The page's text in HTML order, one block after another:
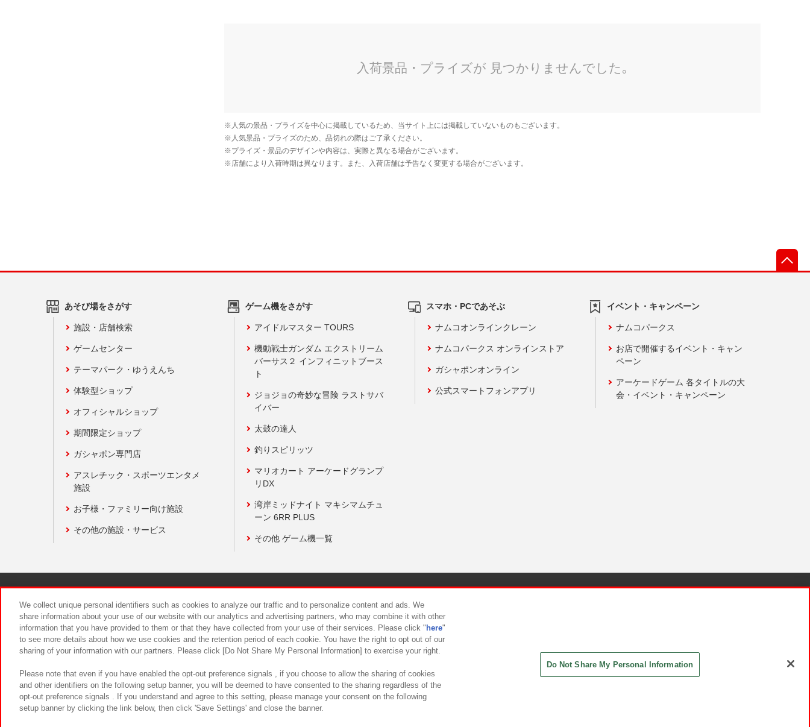
あそび場をさがす
施設・店舗検索
ゲームセンター
テーマパーク・ゆうえんち
体験型ショップ
オフィシャルショップ
期間限定ショップ
ガシャポン専門店
アスレチック・スポーツエンタメ
施設
お子様・ファミリー向け施設
その他の施設・サービス
ゲーム機をさがす
アイドルマスター TOURS
機動戦士ガンダム エクストリーム
バーサス２ インフィニットブース
ト
ジョジョの奇妙な冒険 ラストサバ
イバー
太鼓の達人
釣りスピリッツ
マリオカート アーケードグランプ
リDX
湾岸ミッドナイト マキシマムチュ
ーン 6RR PLUS
その他 ゲーム機一覧
スマホ・PCであそぶ
ナムコオンラインクレーン
ナムコパークス オンラインストア
ガシャポンオンライン
公式スマートフォンアプリ
イベント・キャンペーン
ナムコパークス
お店で開催するイベント・キャン
ペーン
アーケードゲーム 各タイトルの大
会・イベント・キャンペーン
食品のご提供について カスタマーハラスメント対応方針
We collect unique personal identifiers such as cookies to analyze our traffic and to personalize content and ads. We
share information about your use of our website with our analytics and advertising partners, who may combine it with other
information that you have provided to them or that they have collected from your use of their services. Please click " here"
to see more details about how we use cookies and the retention period of each cookie. You have the right to opt out of our
sharing of your information with our partners. Please click [Do Not Share My Personal Information] to exercise your right.
Please note that even if you have enabled the opt-out preference signals , if you choose to allow the sharing of cookies
and other identifiers on the following setup banner, you will be deemed to have consented to the sharing regardless of the
opt-out preference signals . If you understand and agree to this setting, please manage your consent on the following
setup banner by clicking the link below, then click 'Save Settings' and close the banner.
Do Not Share My Personal Information